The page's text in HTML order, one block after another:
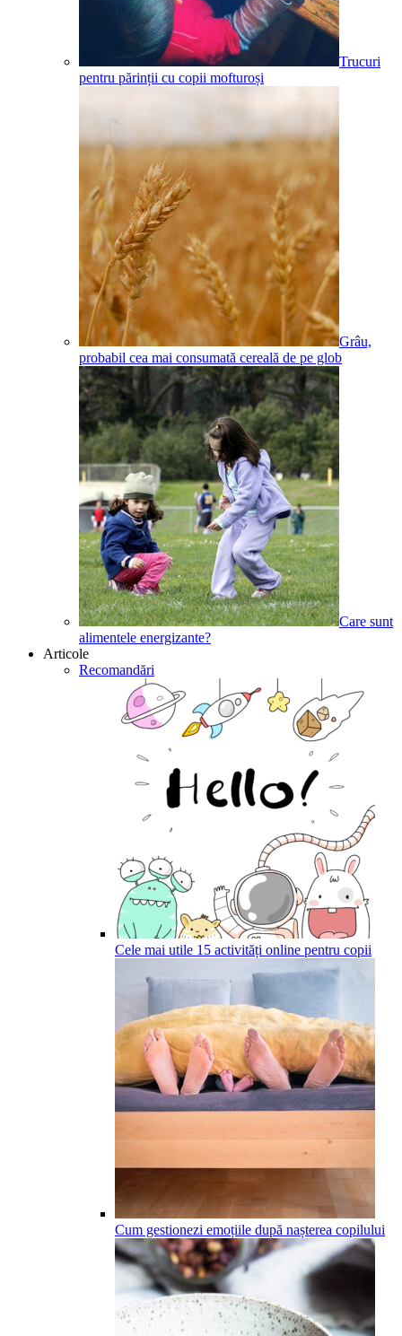
Trucuri
pentru părinții cu copii mofturoși
Grâu,
probabil cea mai consumată cereală de pe glob
Care sunt
alimentele energizante?
Articole
Recomandări
Cele mai utile 15 activități online pentru copii
Cum gestionezi emoțiile după nașterea copilului